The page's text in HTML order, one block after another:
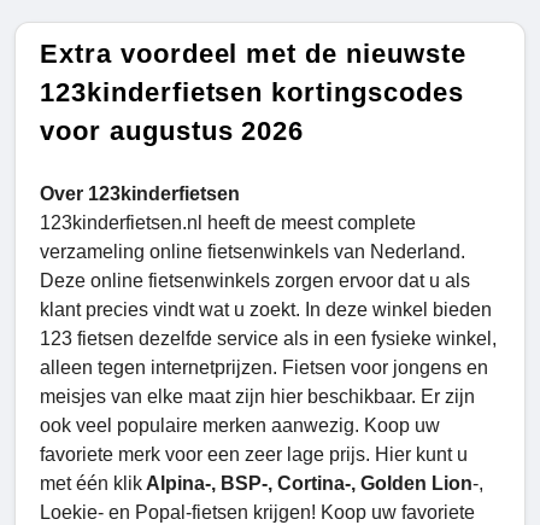
Extra voordeel met de nieuwste
123kinderfietsen kortingscodes
voor augustus 2026
Over 123kinderfietsen
123kinderfietsen.nl heeft de meest complete
verzameling online fietsenwinkels van Nederland.
Deze online fietsenwinkels zorgen ervoor dat u als
klant precies vindt wat u zoekt. In deze winkel bieden
123 fietsen dezelfde service als in een fysieke winkel,
alleen tegen internetprijzen. Fietsen voor jongens en
meisjes van elke maat zijn hier beschikbaar. Er zijn
ook veel populaire merken aanwezig. Koop uw
favoriete merk voor een zeer lage prijs. Hier kunt u
met één klik Alpina-, BSP-, Cortina-, Golden Lion-,
Loekie- en Popal-fietsen krijgen! Koop uw favoriete